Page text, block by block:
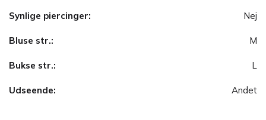
Synlige piercinger: Nej
Bluse str.: M
Bukse str.: L
Udseende: Andet